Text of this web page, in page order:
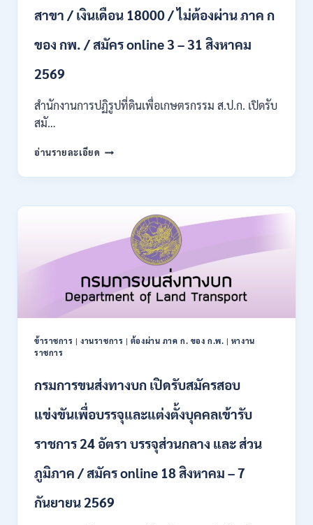
ของ
/
–
28780
10
21
2569
สาขา / เงินเดือน 18000 / ไม่ต้องผ่าน ภาค ก
ของ กพ. / สมัคร online 3 – 31 สิงหาคม
2569
สำนักงานการปฏิรูปที่ดินเพื่อเกษตรกรรม ส.ป.ก. เปิดรับ
สมั…
อ่านรายละเอียด สำนักงาน
ปฏิรูป
เพื่อ
เกษตรกรรม
เปิด
สมัคร
บุคคล
เพื่อ
เป็น
กอง
อัตรา
ปวส.
ป.ตรี
สาขา
เงิน
ข้าราชการ |งานราชการ | ต้องผ่าน ภาค ก. ของ ก.พ. | หางาน
ราชการ
กรมการขนส่งทางบก เปิดรับสมัครสอบ
แข่งขันเพื่อบรรจุและแต่งตั้งบุคคลเข้ารับ
ราชการ 24 อัตรา บรรจุส่วนกลาง และ ส่วน
ภูมิภาค / สมัคร online 18 สิงหาคม – 7
กันยายน 2569